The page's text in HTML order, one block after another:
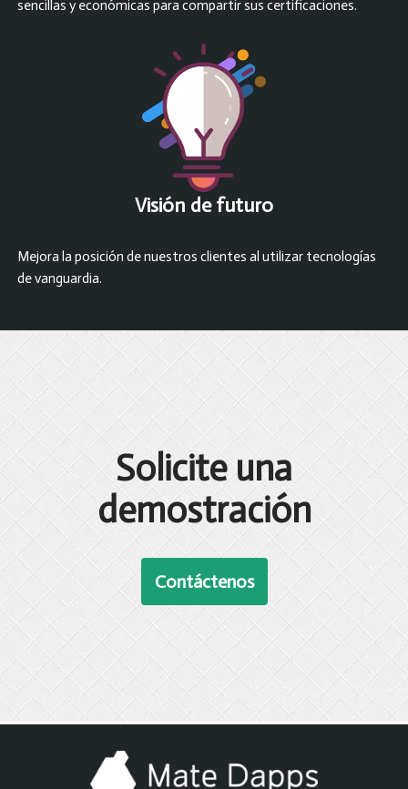
sencillas y económicas para compartir sus certificaciones.
Visión de futuro
Mejora la posición de nuestros clientes al utilizar tecnologías
de vanguardia.
Solicite una
demostración
Contáctenos